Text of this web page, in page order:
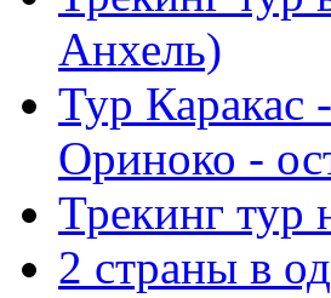
Анхель)
Тур Каракас
Ориноко -
Трекинг тур
2 страны в